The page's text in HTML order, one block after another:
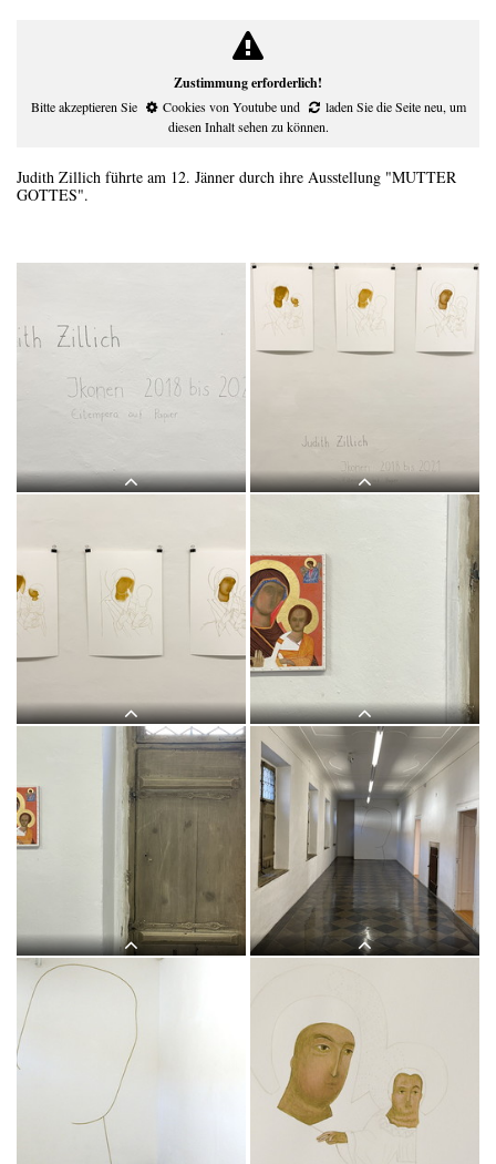
Zustimmung erforderlich!
Bitte akzeptieren Sie Cookies von Youtubeund laden Sie die Seite neu, um
diesen Inhalt sehen zu können.
Judith Zillich führte am 12. Jänner durch ihre Ausstellung "MUTTER
GOTTES".
Judith Zilllich: MUTTER GOTTES.
(Ikonen 2018–2021), Eitempera auf
PapierKULTUM Galerie, 12. Nov. 2021
Judith Zilllich: MUTTER GOTTES.
(Ikonen 2018–2021), Eitempera auf
PapierKULTUM Galerie, 12. Nov. 2021
bis 12. Feb. 2022. Kurator: Johannes
Rauchenberger
Judith Zilllich: MUTTER GOTTES.
(Ikonen 2018–2021), Eitempera auf
PapierKULTUM Galerie, 12. Nov. 2021
bis 12. Feb. 2022. Kurator: Johannes
Judith Zilllich: MUTTER GOTTES.
(Ikonen 2018–2021), Eitempera auf
PapierKULTUM Galerie, 12. Nov. 2021
bis 12. Feb. 2022. Kurator: Johannes
Rauchenberger
Judith Zilllich: MUTTER GOTTES.
(Ikonen 2018–2021), Eitempera auf
PapierKULTUM Galerie, 12. Nov. 2021
bis 12. Feb. 2022. Kurator: Johannes
Judith Zilllich: MUTTER GOTTES.
(Ikonen 2018–2021), Eitempera auf
PapierKULTUM Galerie, 12. Nov. 2021
bis 12. Feb. 2022. Kurator: Johannes
Rauchenberger